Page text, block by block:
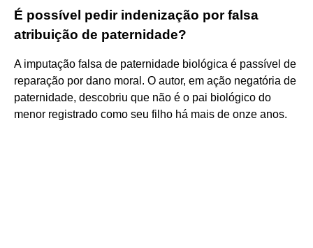
É possível pedir indenização por falsa
atribuição de paternidade?
A imputação falsa de paternidade biológica é passível de
reparação por dano moral. O autor, em ação negatória de
paternidade, descobriu que não é o pai biológico do
menor registrado como seu filho há mais de onze anos.